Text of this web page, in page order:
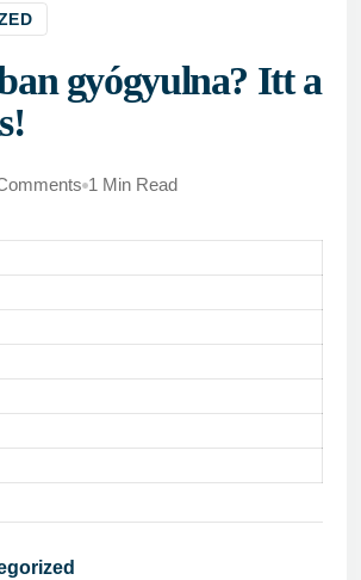
gyógyulna? Itt a
1 Min Read